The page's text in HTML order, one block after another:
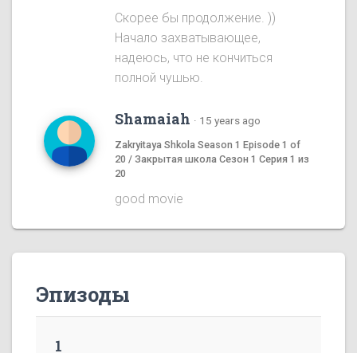
Скорее бы продолжение. ))
Начало захватывающее,
надеюсь, что не кончиться
полной чушью.
Shamaiah · 15 years ago
Zakryitaya Shkola Season 1 Episode 1 of
20 / Закрытая школа Сезон 1 Серия 1 из
20
good movie
Эпизоды
1